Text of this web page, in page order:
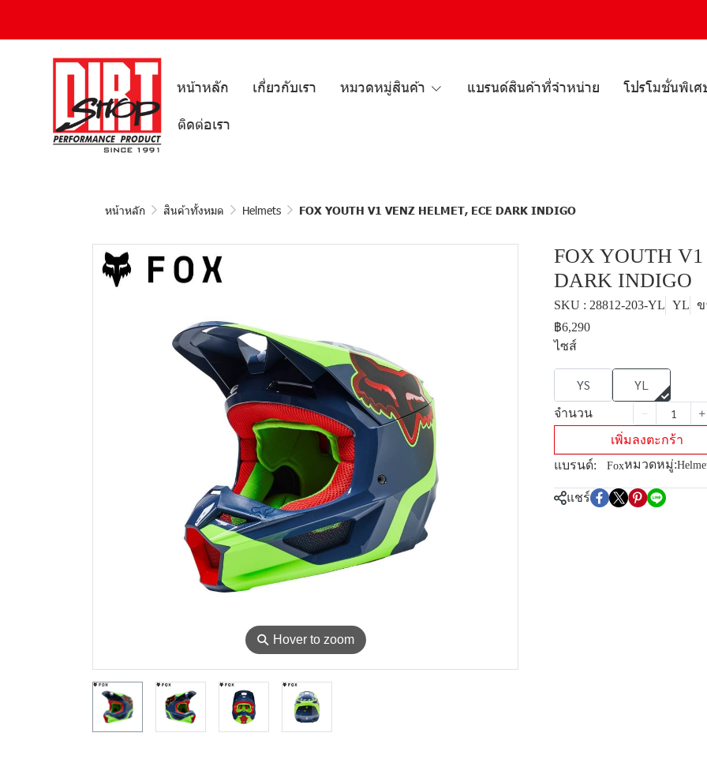
หน้าหลัก เกี่ยวกับเรา หมวดหมู่สินค้า แบรนด์สินค้าที่จำหน่าย โปรโมชั่นพิเ
ติดต่อเรา
หน้าหลัก สินค้าทั้งหมด Helmets FOX YOUTH V1 VENZ HELMET, ECE DARK INDIGO
⚲ Hover to zoom
FOX YOUTH
DARK INDIGO
SKU : 28812-203-YL YL ข
฿6,290
ไซส์
YS YL
จำนวน
เพิ่มลงตะกร้า
แบรนด์: Foxหมวดหมู่:
แชร์